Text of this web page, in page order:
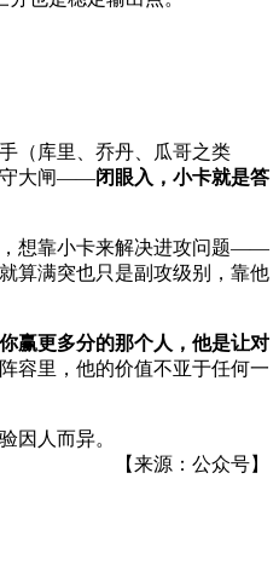
（库里、乔丹、瓜哥之类
守大闸——闭眼入，小卡就是答
想靠小卡来解决进攻问题——
算满突也只是副攻级别，靠他
赢更多分的那个人，他是让对
容里，他的价值不亚于任何一
因人而异。
【来源：公众号】